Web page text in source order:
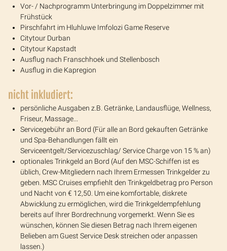
Vor- / Nachprogramm Unterbringung im Doppelzimmer mit
Frühstück
Pirschfahrt im Hluhluwe Imfolozi Game Reserve
Citytour Durban
Citytour Kapstadt
Ausflug nach Franschhoek und Stellenbosch
Ausflug in die Kapregion
nicht inkludiert:
persönliche Ausgaben z.B. Getränke, Landausflüge, Wellness,
Friseur, Massage...
Servicegebühr an Bord (Für alle an Bord gekauften Getränke
und Spa-Behandlungen fällt ein
Serviceentgelt/Servicezuschlag/ Service Charge von 15 % an)
optionales Trinkgeld an Bord (Auf den MSC-Schiffen ist es
üblich, Crew-Mitgliedern nach Ihrem Ermessen Trinkgelder zu
geben. MSC Cruises empfiehlt den Trinkgeldbetrag pro Person
und Nacht von € 12,50. Um eine komfortable, diskrete
Abwicklung zu ermöglichen, wird die Trinkgeldempfehlung
bereits auf Ihrer Bordrechnung vorgemerkt. Wenn Sie es
wünschen, können Sie diesen Betrag nach Ihrem eigenen
Belieben am Guest Service Desk streichen oder anpassen
lassen.)